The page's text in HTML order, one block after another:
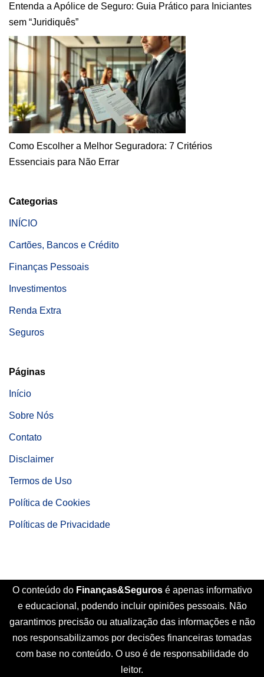
Entenda a Apólice de Seguro: Guia Prático para Iniciantes
sem “Juridiquês”
Como Escolher a Melhor Seguradora: 7 Critérios
Essenciais para Não Errar
Categorias
INÍCIO
Cartões, Bancos e Crédito
Finanças Pessoais
Investimentos
Renda Extra
Seguros
Páginas
Início
Sobre Nós
Contato
Disclaimer
Termos de Uso
Política de Cookies
Políticas de Privacidade
O conteúdo do Finanças&Seguros é apenas informativo
e educacional, podendo incluir opiniões pessoais. Não
garantimos precisão ou atualização das informações e não
nos responsabilizamos por decisões financeiras tomadas
com base no conteúdo. O uso é de responsabilidade do
leitor.